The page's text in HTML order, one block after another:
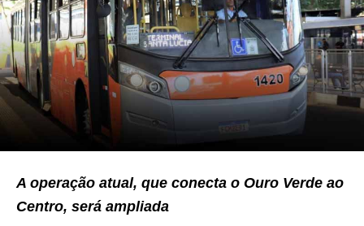
A operação atual, que conecta o Ouro Verde ao
Centro, será ampliada